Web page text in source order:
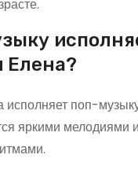
Елена?
исполняет поп-
яркими мелодиями и